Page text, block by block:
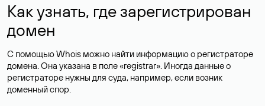
Как узнать, где зарегистрирован
домен
С помощью Whois можно найти информацию о регистраторе
домена. Она указана в поле «registrar». Иногда данные о
регистраторе нужны для суда, например, если возник
доменный спор.